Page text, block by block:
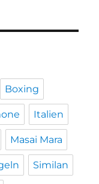
Boxing
Italien
Masai Mara
Similan